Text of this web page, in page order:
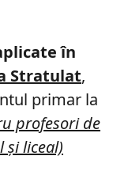
în
Stratulat,
primar la
profesori de
liceal)